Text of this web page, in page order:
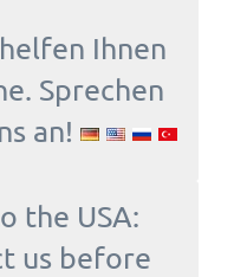
Ihnen
Sprechen
an!
the USA:
us before